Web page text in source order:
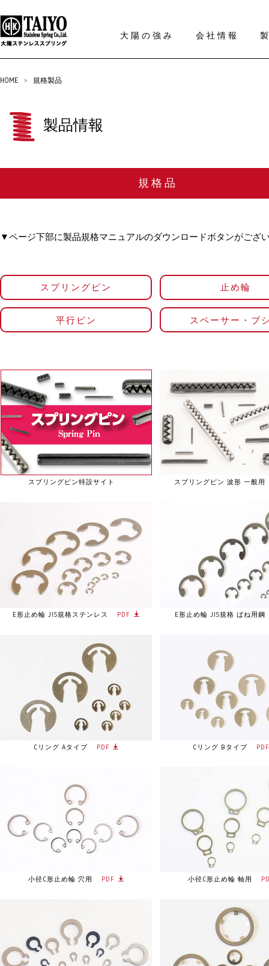
大陽の強み 会社情報
HOME > 規格製品
製品情報
規格品
▼ページ下部に製品規格マニュアルのダウンロードボタンがござ
スプリングピン 止め輪
平行ピン スペーサー・ブ
スプリングピン特設サイト スプリングピン 波形 一般用
E形止め輪 JIS規格ステンレス PDF E形止め輪 JIS規格 ばね用鋼
Cリング Aタイプ PDF Cリング Bタイプ PDF
小径C形止め輪 穴用 PDF 小径C形止め輪 軸用